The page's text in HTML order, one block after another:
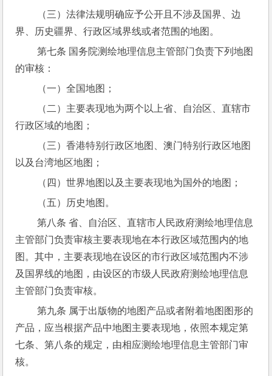
界、历史疆界、行政区域界线或者范围的地图。
第七条 国务院测绘地理信息主管部门负责下列地图
的审核：
（一）全国地图；
行政区域的地图；
以及台湾地区地图；
（四）世界地图以及主要表现地为国外的地图；
（五）历史地图。
第八条 省、自治区、直辖市人民政府测绘地理信息
主管部门负责审核主要表现地在本行政区域范围内的地
图。其中，主要表现地在设区的市行政区域范围内不涉
及国界线的地图，由设区的市级人民政府测绘地理信息
主管部门负责审核。
第九条 属于出版物的地图产品或者附着地图图形的
产品，应当根据产品中地图主要表现地，依照本规定第
七条、第八条的规定，由相应测绘地理信息主管部门审
核。